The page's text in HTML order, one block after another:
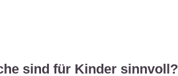
sind für Kinder sinnvoll?